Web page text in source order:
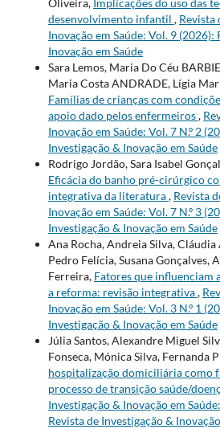
desenvolvimento infantil , Revista
Inovação em Saúde: Vol. 9 (2026):
Inovação em Saúde
Sara Lemos, Maria Do Céu
Maria Costa ANDRADE, Lígia
Famílias de crianças com
apoio dado pelos enfermeiros,
Inovação em Saúde: Vol. 7 N.º 2
Investigação & Inovação em Saúde
Rodrigo Jordão, Sara Isabel
Eficácia do banho pré-cirúrgico
integrativa da literatura, Revista
Inovação em Saúde: Vol. 7 N.º 3
Investigação & Inovação em Saúde
Ana Rocha, Andreia Silva,
Pedro Felícia, Susana Gonçalves,
Ferreira, Fatores que influenciam
a reforma: revisão integrativa,
Inovação em Saúde: Vol. 3 N.º 1
Investigação & Inovação em Saúde
Júlia Santos, Alexandre Miguel
Fonseca, Mónica Silva, Fernanda
hospitalização domiciliária como
processo de transição saúde/
Investigação & Inovação em
Revista de Investigação &